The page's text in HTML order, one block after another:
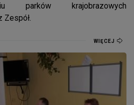
parków krajobrazowych
Zespół.
WIĘCEJ
w Zakładzie Karnym w